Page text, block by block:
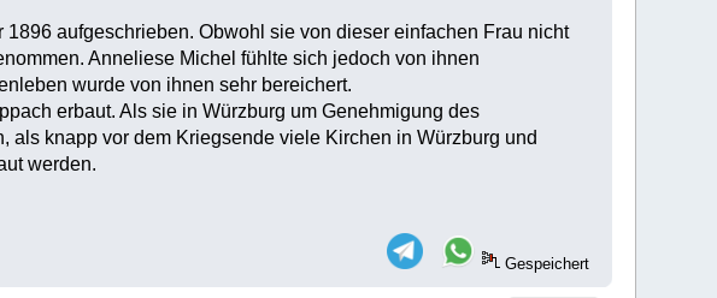
aufgeschrieben. Obwohl sie von dieser einfachen Frau nicht
Anneliese Michel fühlte sich jedoch von ihnen
wurde von ihnen sehr bereichert.
erbaut. Als sie in Würzburg um Genehmigung des
knapp vor dem Kriegsende viele Kirchen in Würzburg und
werden.
Gespeichert